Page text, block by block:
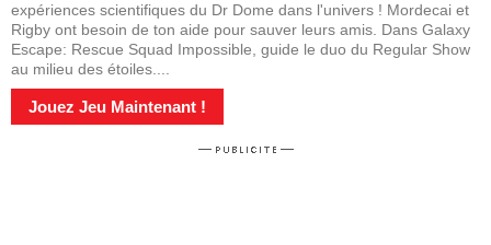
expériences scientifiques du Dr Dome dans l'univers ! Mordecai et
Rigby ont besoin de ton aide pour sauver leurs amis. Dans Galaxy
Escape: Rescue Squad Impossible, guide le duo du Regular Show
au milieu des étoiles....
Jouez Jeu Maintenant !